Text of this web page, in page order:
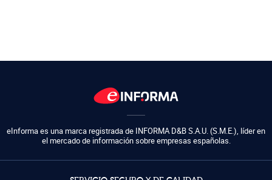
eInforma es una marca registrada de INFORMA D&B S.A.U. (S.M.E.), líder en
el mercado de información sobre empresas españolas.